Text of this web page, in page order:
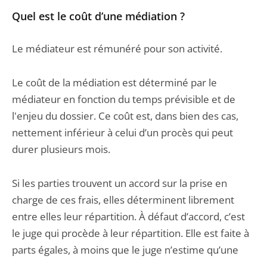
Quel est le coût d’une médiation ?
Le médiateur est rémunéré pour son activité.
Le coût de la médiation est déterminé par le
médiateur en fonction du temps prévisible et de
l'enjeu du dossier. Ce coût est, dans bien des cas,
nettement inférieur à celui d’un procès qui peut
durer plusieurs mois.
Si les parties trouvent un accord sur la prise en
charge de ces frais, elles déterminent librement
entre elles leur répartition. À défaut d’accord, c’est
le juge qui procède à leur répartition. Elle est faite à
parts égales, à moins que le juge n’estime qu’une